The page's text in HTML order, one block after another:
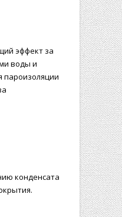
эффект за
воды и
пароизоляции
конденсата